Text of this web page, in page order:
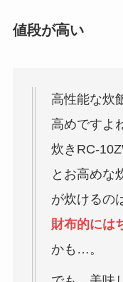
値段が高い
高性能な炊
高めですよ
炊きRC-
とお高めな
が炊けるの
財布的には
かも…。